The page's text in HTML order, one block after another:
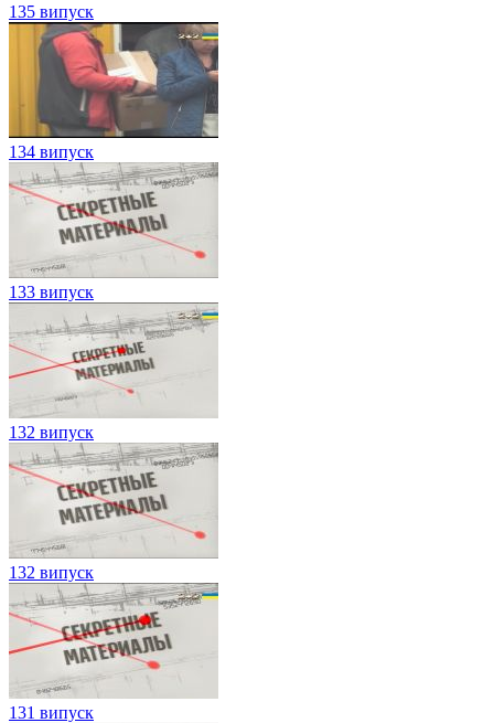
135 випуск
134 випуск
133 випуск
132 випуск
132 випуск
131 випуск